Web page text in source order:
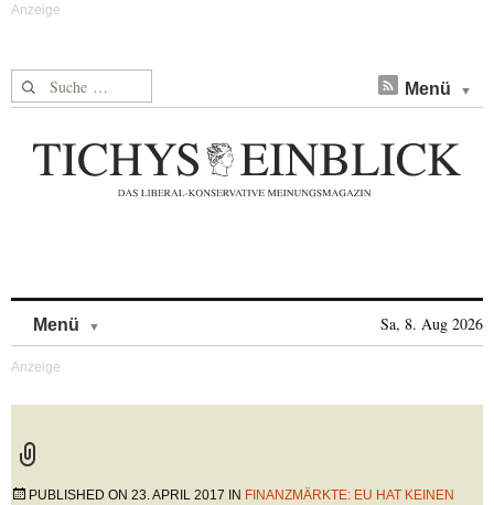
Suche nach: Menü
Menü Sa, 8. Aug 2026
PUBLISHED ON 23. APRIL 2017 IN FINANZMÄRKTE: EU HAT KEINEN